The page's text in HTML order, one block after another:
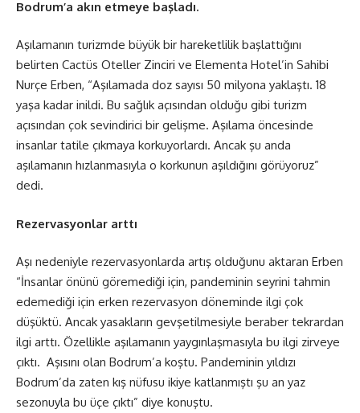
Bodrum’a akın etmeye başladı.
Aşılamanın turizmde büyük bir hareketlilik başlattığını
belirten Cactüs Oteller Zinciri ve Elementa Hotel’in Sahibi
Nurçe Erben, “Aşılamada doz sayısı 50 milyona yaklaştı. 18
yaşa kadar inildi. Bu sağlık açısından olduğu gibi turizm
açısından çok sevindirici bir gelişme. Aşılama öncesinde
insanlar tatile çıkmaya korkuyorlardı. Ancak şu anda
aşılamanın hızlanmasıyla o korkunun aşıldığını görüyoruz”
dedi.
Rezervasyonlar arttı
Aşı nedeniyle rezervasyonlarda artış olduğunu aktaran Erben
“İnsanlar önünü göremediği için, pandeminin seyrini tahmin
edemediği için erken rezervasyon döneminde ilgi çok
düşüktü. Ancak yasakların gevşetilmesiyle beraber tekrardan
ilgi arttı. Özellikle aşılamanın yaygınlaşmasıyla bu ilgi zirveye
çıktı. Aşısını olan Bodrum’a koştu. Pandeminin yıldızı
Bodrum’da zaten kış nüfusu ikiye katlanmıştı şu an yaz
sezonuyla bu üçe çıktı” diye konuştu.